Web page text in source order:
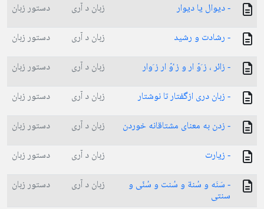
- دیوال یا دیوار
زبان د آری
دستور زبان
- رشادت و رشید
زبان د آری
دستور زبان
- زائر ، ز َوّ ار و ز ُوّ ار ز َوار
زبان د آری
دستور زبان
- زبان دری ازگفتار تا نوشتار
زبان د آری
دستور زبان
- زدن به معنای مشتاقانه خوردن
زبان د آری
دستور زبان
- زیارت
زبان د آری
دستور زبان
- سَنَه و سُنة و سُنت و سُنّی و
سنتی
زبان د آری دستور زبان